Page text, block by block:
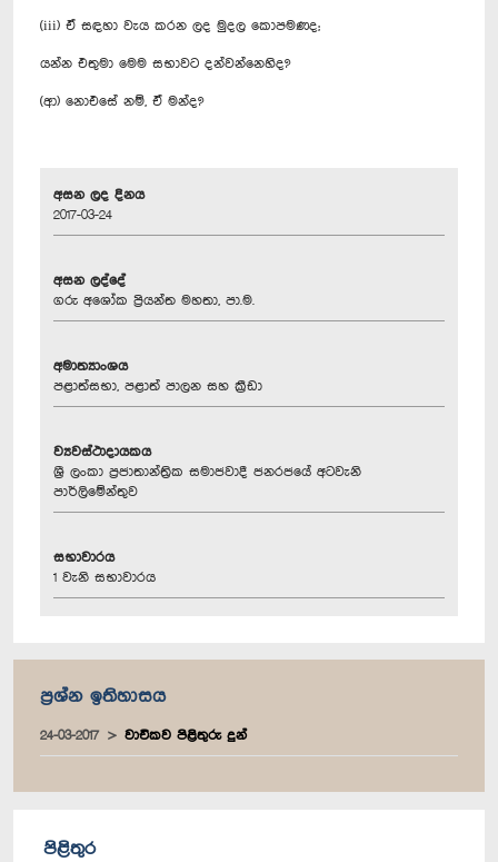
(iii) ඒ සඳහා වැය කරන ලද මුදල කොපමණද;
යන්න එතුමා මෙම සභාවට දන්වන්නෙහිද?
(ආ) නොඑසේ නම්, ඒ මන්ද?
අසන ලද දිනය
2017-03-24
අසන ලද්දේ
ගරු අශෝක ප්‍රියන්ත මහතා, පා.ම.
අමාත්‍යාංශය
පළාත්සභා, පළාත් පාලන සහ ක්‍රීඩා
ව්‍යවස්ථාදායකය
ශ්‍රී ලංකා ප්‍රජාතාන්ත්‍රික සමාජවාදී ජනරජයේ අටවැනි
පාර්ලිමේන්තුව
සභාවාරය
1 වැනි සභාවාරය
ප්‍රශ්න ඉතිහාසය
24-03-2017 වාචිකව පිළිතුරු දුන්
පිළිතුර